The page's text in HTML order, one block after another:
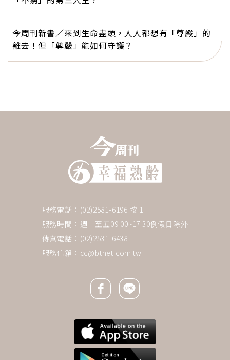
今周刊新書／來到生命盡頭，人人都想有「尊嚴」的
離去！但「尊嚴」能如何守護？
服務電話：(02)2581-6196 按 1
服務時間：週一至五09:00~17:30例假日除外
傳真電話：(02)2531-6438
服務信箱： cc@btnet.com.tw
Facebook icon
Line icon